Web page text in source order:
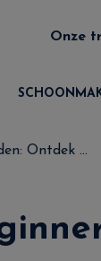
Onze
Ontdek ...